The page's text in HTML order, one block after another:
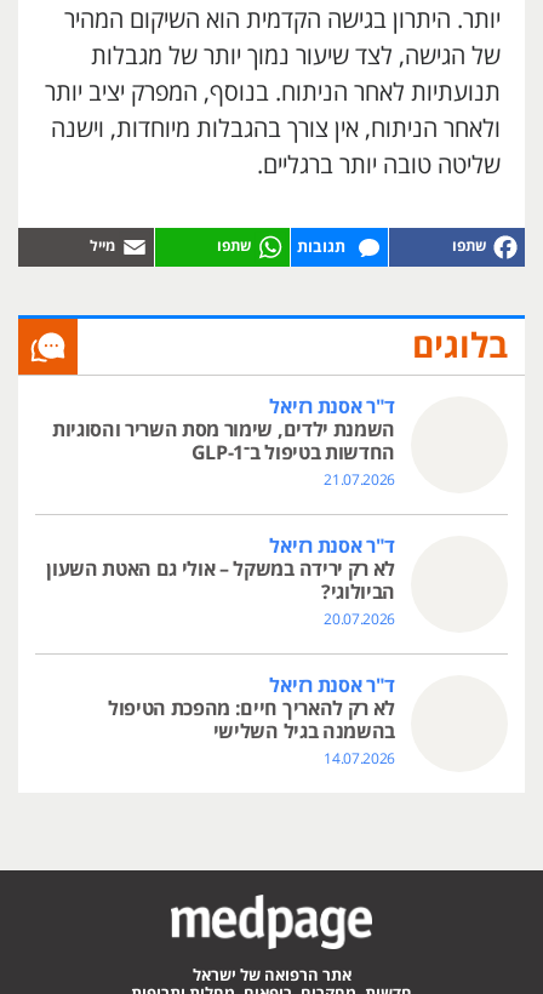
יותר. היתרון בגישה הקדמית הוא השיקום המהיר
של הגישה, לצד שיעור נמוך יותר של מגבלות
תנועתיות לאחר הניתוח. בנוסף, המפרק יציב יותר
ולאחר הניתוח, אין צורך בהגבלות מיוחדות, וישנה
שליטה טובה יותר ברגליים.
תגובות
בלוגים
ד"ר אסנת רזיאל
השמנת ילדים, שימור מסת השריר והסוגיות
החדשות בטיפול ב־GLP-1
21.07.2026
ד"ר אסנת רזיאל
לא רק ירידה במשקל – אולי גם האטת השעון
הביולוגי?
20.07.2026
ד"ר אסנת רזיאל
לא רק להאריך חיים: מהפכת הטיפול
בהשמנה בגיל השלישי
14.07.2026
אתר הרפואה של ישראל